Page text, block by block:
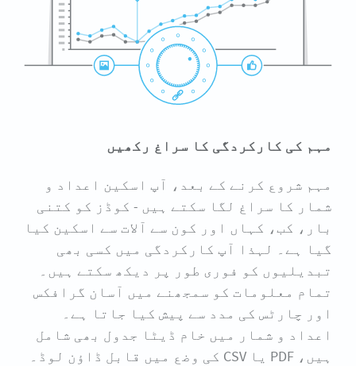
مہم کی کارکردگی کا سراغ رکھیں
مہم شروع کرنے کے بعد، آپ اسکین اعداد و
شمار کا سراغ لگا سکتے ہیں - کوڈز کو کتنی
بار، کب، کہاں اور کون سے آلات سے اسکین کیا
گیا ہے۔ لہذا آپ کارکردگی میں کسی بھی
تبدیلیوں کو فوری طور پر دیکھ سکتے ہیں۔
تمام معلومات کو سمجھنے میں آسان گرافکس
اور چارٹس کی مدد سے پیش کیا جاتا ہے۔
اعداد و شمار میں خام ڈیٹا جدول بھی شامل
ہیں، PDF یا CSV کی وضع میں قابل ڈاؤن لوڈ۔